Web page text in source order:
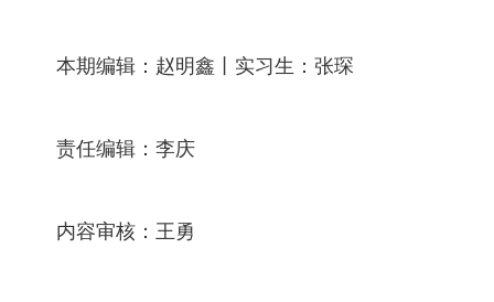
本期编辑：赵明鑫丨实习生：张琛
责任编辑：李庆
内容审核：王勇